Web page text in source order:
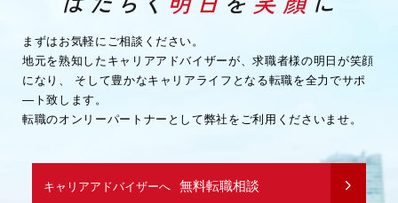
まずはお気軽にご相談ください。
地元を熟知したキャリアアドバイザーが、求職者様の明日が笑顔
になり、
そして豊かなキャリアライフとなる転職を全力でサポ
―ト致します。
転職のオンリーパートナーとして弊社をご利用くださいませ。
キャリアアドバイザーへ 無料転職相談